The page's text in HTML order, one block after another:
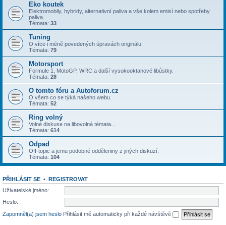
Eko koutek
Elektromobily, hybridy, alternativní paliva a vše kolem emisí nebo spotřeby
paliva.
Témata: 33
Tuning
O více i méně povedených úpravách originálu.
Témata: 79
Motorsport
Formule 1, MotoGP, WRC a další vysokooktanové libůstky.
Témata: 28
O tomto fóru a Autoforum.cz
O všem co se týká našeho webu.
Témata: 52
Ring volný
Volné diskuse na libovolná témata...
Témata: 614
Odpad
Off-topic a jemu podobné odděleniny z jiných diskuzí.
Témata: 104
PŘIHLÁSIT SE • REGISTROVAT
Uživatelské jméno:
Heslo:
Zapomněl(a) jsem heslo Přihlásit mě automaticky při každé návštěvě